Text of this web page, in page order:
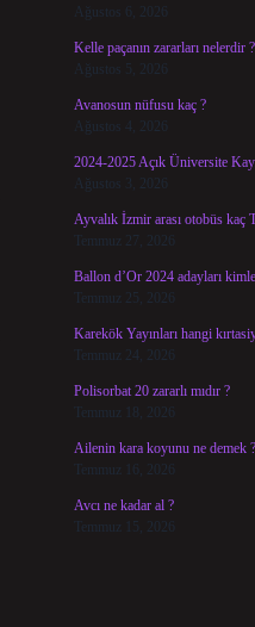
Ağustos 6, 2026
Kelle paçanın zararları nelerdir ?
Ağustos 5, 2026
Avanosun nüfusu kaç ?
Ağustos 4, 2026
2024-2025 Açık Üniversite
Ağustos 3, 2026
Ayvalık İzmir arası otobüs kaç
Temmuz 27, 2026
Ballon d’Or 2024 adayları
Temmuz 25, 2026
Karekök Yayınları hangi
Temmuz 24, 2026
Polisorbat 20 zararlı mıdır ?
Temmuz 18, 2026
Ailenin kara koyunu ne demek ?
Temmuz 16, 2026
Avcı ne kadar al ?
Temmuz 15, 2026